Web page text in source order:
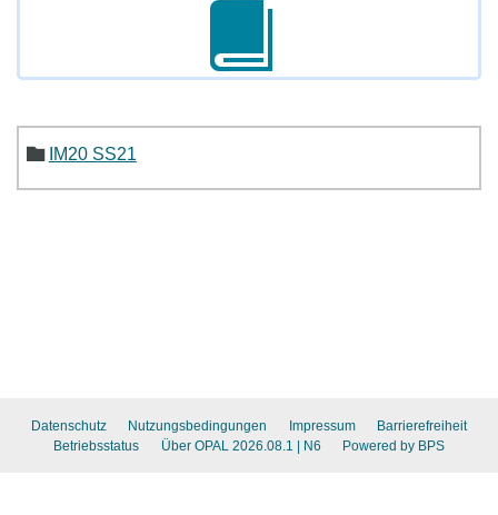
IM20 SS21
Datenschutz Nutzungsbedingungen Impressum
Barrierefreiheit
Betriebsstatus
Über OPAL 2026.08.1 | N6 Powered by BPS